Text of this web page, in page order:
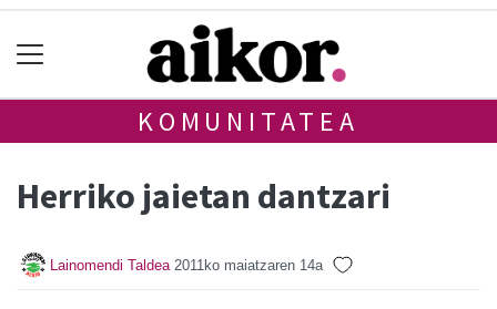
KOMUNITATEA
Herriko jaietan dantzari
Lainomendi Taldea 2011ko maiatzaren 14a